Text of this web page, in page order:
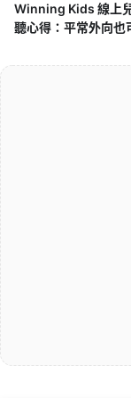
Winning Kids 線上
聽心得：平常外向也
實反應